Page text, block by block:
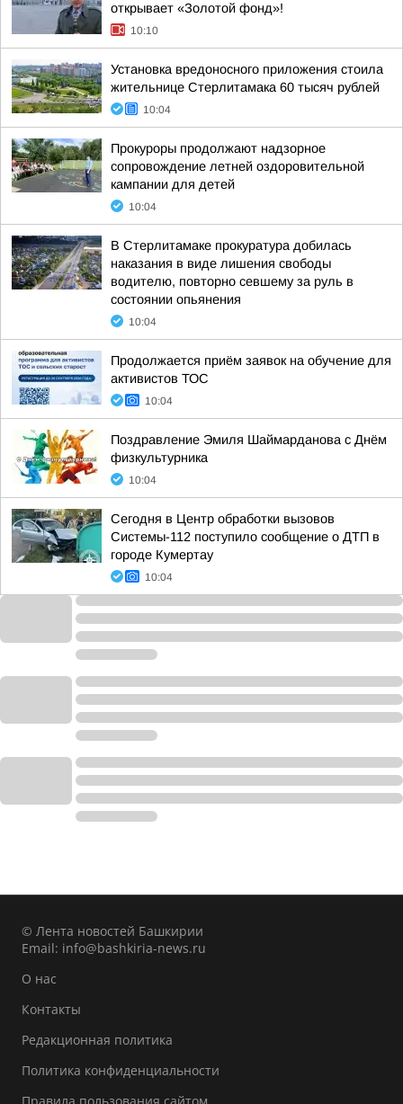
открывает «Золотой фонд»!
10:10
Установка вредоносного приложения стоила
жительнице Стерлитамака 60 тысяч рублей
10:04
Прокуроры продолжают надзорное
сопровождение летней оздоровительной
кампании для детей
10:04
В Стерлитамаке прокуратура добилась
наказания в виде лишения свободы
водителю, повторно севшему за руль в
состоянии опьянения
10:04
Продолжается приём заявок на обучение для
активистов ТОС
10:04
Поздравление Эмиля Шаймарданова с Днём
физкультурника
10:04
Сегодня в Центр обработки вызовов
Системы-112 поступило сообщение о ДТП в
городе Кумертау
10:04
© Лента новостей Башкирии
Email: info@bashkiria-news.ru
О нас
Контакты
Редакционная политика
Политика конфиденциальности